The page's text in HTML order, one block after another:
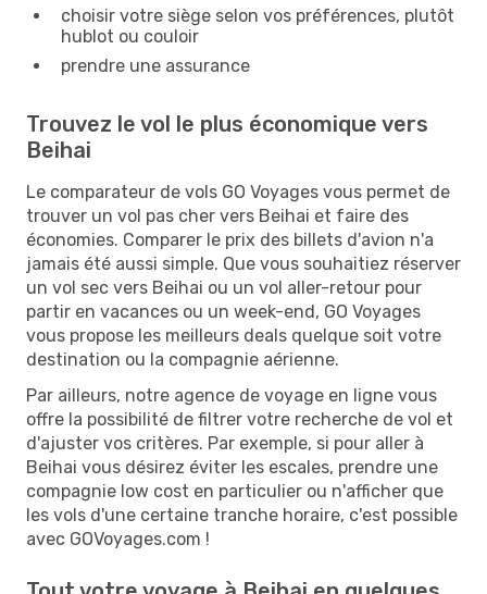
choisir votre siège selon vos préférences, plutôt
hublot ou couloir
prendre une assurance
Trouvez le vol le plus économique vers
Beihai
Le comparateur de vols GO Voyages vous permet de
trouver un vol pas cher vers Beihai et faire des
économies. Comparer le prix des billets d'avion n'a
jamais été aussi simple. Que vous souhaitiez réserver
un vol sec vers Beihai ou un vol aller-retour pour
partir en vacances ou un week-end, GO Voyages
vous propose les meilleurs deals quelque soit votre
destination ou la compagnie aérienne.
Par ailleurs, notre agence de voyage en ligne vous
offre la possibilité de filtrer votre recherche de vol et
d'ajuster vos critères. Par exemple, si pour aller à
Beihai vous désirez éviter les escales, prendre une
compagnie low cost en particulier ou n'afficher que
les vols d'une certaine tranche horaire, c'est possible
avec GOVoyages.com !